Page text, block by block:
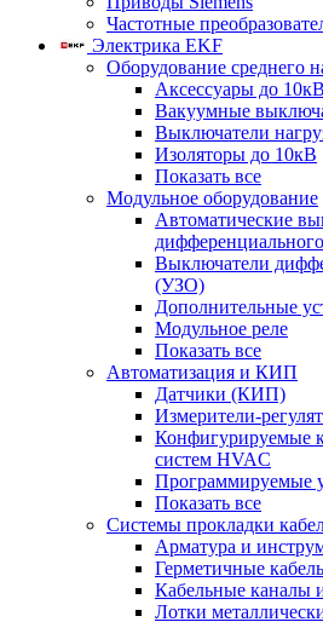
Частотные
Электрика EKF
Оборудование среднего
Аксессуары до 10кВ
Вакуумные
Выключатели
Изоляторы до 10кВ
Показать все
Модульное оборудование
Автоматические
Выключатели
(УЗО)
Дополнительные
Модульное реле
Показать все
Автоматизация и КИП
Датчики (КИП)
Измерители-
Конфигурируемые
систем HVAC
Программируемые
Показать все
Системы прокладки
Арматура и
Герметичные
Кабельные каналы
Лотки